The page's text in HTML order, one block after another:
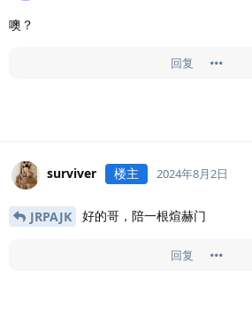
噢？
回复
surviver 楼主 2024年8月2日
JRPAJK 好的哥，陪一根煊赫门
回复